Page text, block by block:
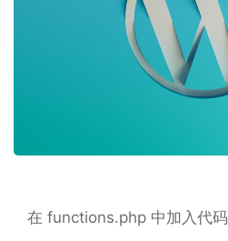
在 functions.php 中加入代码